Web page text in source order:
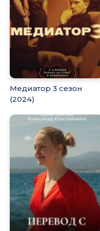
Медиатор 3 сезон
(2024)